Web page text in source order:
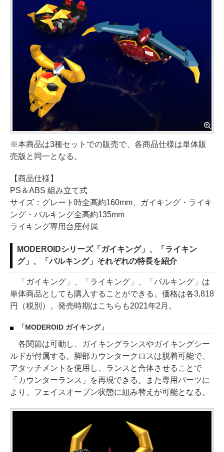
※本商品は3種セットでの販売で、各商品仕様は単体販
売版と同一となる。
【商品仕様】
PS＆ABS 組み立て式
サイズ：グレート時全高約160mm、ガイキング・ライキ
ング・バルキング全高約135mm
ライキング専用台座付属
MODEROIDシリーズ「ガイキング」、「ライキン
グ」、「バルキング」それぞれの特長を紹介
「ガイキング」、「ライキング」、「バルキング」は
単体商品としても購入することができる。価格は各3,818
円（税別）。発売時期はこちらも2021年2月。
「MODEROID ガイキング」
各関節は可動し、ガイキングランスやガイキングシー
ルドが付属する。脚部カウンタークロスは脱着可能で、
アタッチメントを使用し、ランスと合体させることで
「カウンターランス」を再現できる。また専用パーツに
より、フェイスオープン状態に組み替えが可能となる。